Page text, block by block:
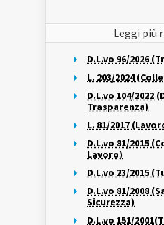
Leggi più
D.L.vo 96/2026
L. 203/2024
D.L.vo 104/2022
Trasparenza)
L. 81/2017
D.L.vo 81/2015
Lavoro)
D.L.vo 23/2015
D.L.vo 81/2008
Sicurezza)
D.L.vo 151/